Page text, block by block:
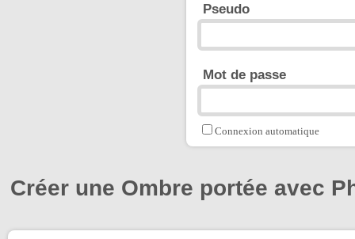
Pseudo
Mot de passe
Connexion automatique
Créer une Ombre portée avec